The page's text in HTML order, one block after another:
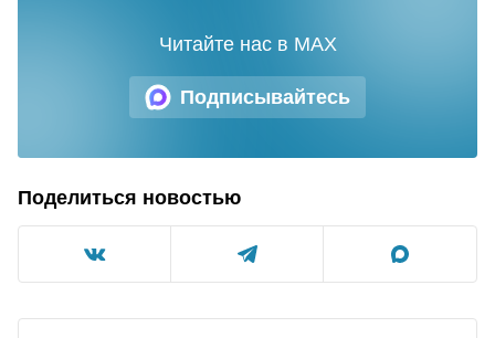
Подписывайтесь
Читайте нас в MAX
Поделиться новостью